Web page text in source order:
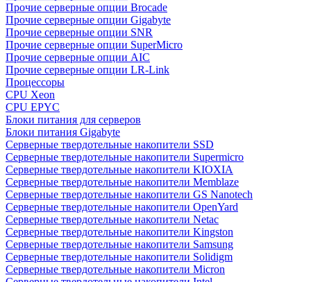
Прочие серверные опции Brocade
Прочие серверные опции Gigabyte
Прочие серверные опции SNR
Прочие серверные опции SuperMicro
Прочие серверные опции AIC
Прочие серверные опции LR-Link
Процессоры
CPU Xeon
CPU EPYC
Блоки питания для серверов
Блоки питания Gigabyte
Серверные твердотельные накопители SSD
Cерверные твердотельные накопители Supermicro
Cерверные твердотельные накопители KIOXIA
Cерверные твердотельные накопители Memblaze
Cерверные твердотельные накопители GS Nanotech
Серверные твердотельные накопители OpenYard
Серверные твердотельные накопители Netac
Cерверные твердотельные накопители Kingston
Cерверные твердотельные накопители Samsung
Cерверные твердотельные накопители Solidigm
Cерверные твердотельные накопители Micron